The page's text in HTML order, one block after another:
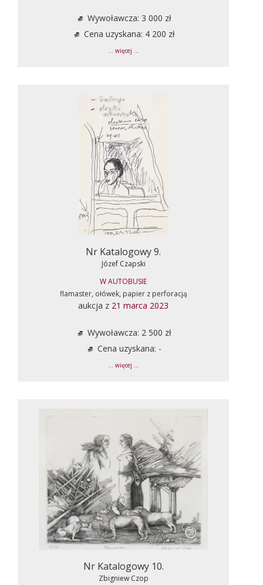
Wywoławcza: 3 000 zł
Cena uzyskana: 4 200 zł
... więcej ...
Nr Katalogowy 9.
Józef Czapski
W AUTOBUSIE
flamaster, ołówek, papier z perforacją
aukcja z 21 marca 2023
Wywoławcza: 2 500 zł
Cena uzyskana: -
... więcej ...
Nr Katalogowy 10.
Zbigniew Czop